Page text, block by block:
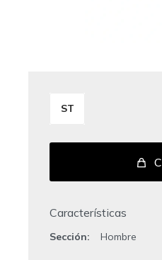
ST
Características
Sección Hombre